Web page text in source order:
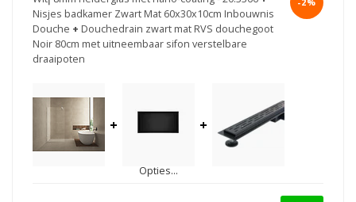
Nisjes badkamer Zwart Mat 60x30x10cm Inbouwnis
Douche + Douchedrain zwart mat RVS douchegoot
Noir 80cm met uitneembaar sifon verstelbare
draaipoten
+
Opties...
+